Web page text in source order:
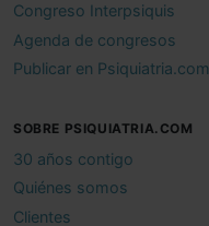
Congreso Interpsiquis
Agenda de congresos
Publicar en Psiquiatria.com
SOBRE PSIQUIATRIA.COM
30 años contigo
Quiénes somos
Clientes